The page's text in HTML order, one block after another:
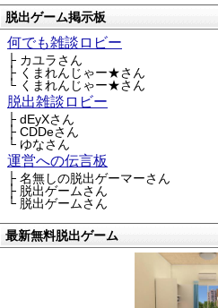
脱出ゲーム掲示板
何でも雑談ロビー
├ カユラさん
├ くまれんじゃー★さん
└ くまれんじゃー★さん
脱出雑談ロビー
├ dEyXさん
├ CDDeさん
└ ゆなさん
運営への伝言板
├ 名無しの脱出ゲーマーさん
├ 脱出ゲームさん
└ 脱出ゲームさん
最新無料脱出ゲーム